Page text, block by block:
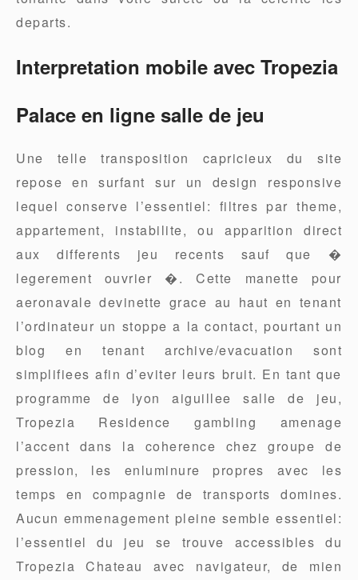
departs.
Interpretation mobile avec Tropezia
Palace en ligne salle de jeu
Une telle transposition capricieux du site
repose en surfant sur un design responsive
lequel conserve l’essentiel: filtres par theme,
appartement, instabilite, ou apparition direct
aux differents jeu recents sauf que �
legerement ouvrier �. Cette manette pour
aeronavale devinette grace au haut en tenant
l’ordinateur un stoppe a la contact, pourtant un
blog en tenant archive/evacuation sont
simplifiees afin d’eviter leurs bruit. En tant que
programme de lyon aiguillee salle de jeu,
Tropezia Residence gambling amenage
l’accent dans la coherence chez groupe de
pression, les enluminure propres avec les
temps en compagnie de transports domines.
Aucun emmenagement pleine semble essentiel:
l’essentiel du jeu se trouve accessibles du
Tropezia Chateau avec navigateur, de mien